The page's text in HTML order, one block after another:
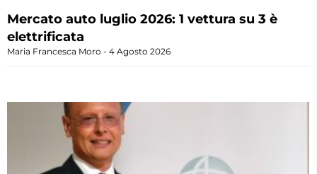
Mercato auto luglio 2026: 1 vettura su 3 è
elettrificata
Maria Francesca Moro 4 Agosto 2026